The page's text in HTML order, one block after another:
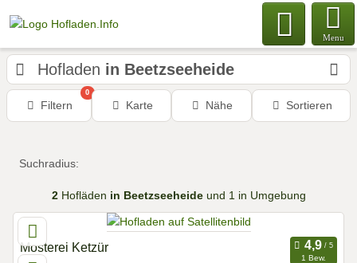
Menu
Hofladen in Beetzseeheide
Filtern
0
Karte Nähe Sortieren
Suchradius:
2Hofläden in Beetzseeheideund 1 in Umgebung
Mosterei Ketzür
1 Bew.